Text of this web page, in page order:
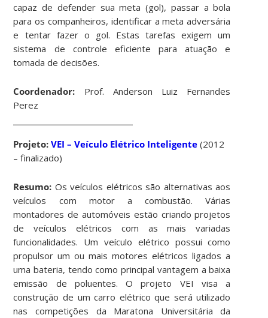
capaz de defender sua meta (gol), passar a bola
para os companheiros, identificar a meta adversária
e tentar fazer o gol. Estas tarefas exigem um
sistema de controle eficiente para atuação e
tomada de decisões.
Coordenador: Prof. Anderson Luiz Fernandes
Perez
Projeto: VEI – Veículo Elétrico Inteligente (2012
– finalizado)
Resumo: Os veículos elétricos são alternativas aos
veículos com motor a combustão. Várias
montadores de automóveis estão criando projetos
de veículos elétricos com as mais variadas
funcionalidades. Um veículo elétrico possui como
propulsor um ou mais motores elétricos ligados a
uma bateria, tendo como principal vantagem a baixa
emissão de poluentes. O projeto VEI visa a
construção de um carro elétrico que será utilizado
nas competições da Maratona Universitária da